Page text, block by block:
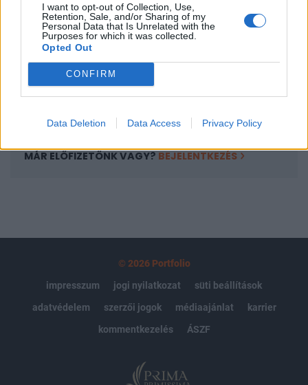
I want to opt-out of Collection, Use,
Retention, Sale, and/or Sharing of my
Personal Data that Is Unrelated with the
Purposes for which it was collected.
Opted Out
CONFIRM
Data Deletion Data Access Privacy Policy
Az előfizetés a következőket tartalmazza:
Portfolio.hu teljes cikkarchívum
Kötéslisták: BÉT elmúlt 2 év napon belüli
kötéslistái
MÁR ELŐFIZETŐNK VAGY? BEJELENTKEZÉS
© 2026 Portfolio
impresszum
jogi nyilatkozat
süti beállítások
adatvédelem
szerzői jogok médiaajánlat
karrier
kommentkezelés
ÁSZF